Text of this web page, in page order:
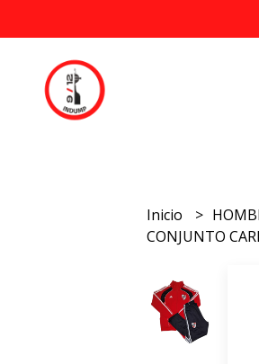
Inicio
CONJUNTO